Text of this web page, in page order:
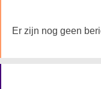
Er zijn nog geen